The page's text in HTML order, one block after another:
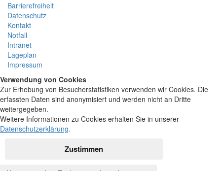
Barrierefreiheit
Datenschutz
Kontakt
Notfall
Intranet
Lageplan
Impressum
Verwendung von Cookies
Zur Erhebung von Besucherstatistiken verwenden wir Cookies. Die
erfassten Daten sind anonymisiert und werden nicht an Dritte
weitergegeben.
Weitere Informationen zu Cookies erhalten Sie in unserer
Datenschutzerklärung.
Zustimmen